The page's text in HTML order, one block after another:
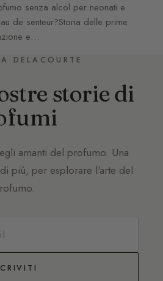
senza alcol per neonati e
de senteur?Storia delle prime
e…
DELACOURTE
storie di
amanti del profumo. Una
più, per esplorare l'arte del